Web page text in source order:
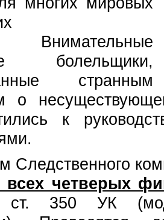
болельщики,
странным
о
к
Следственного
четверых
350 УК